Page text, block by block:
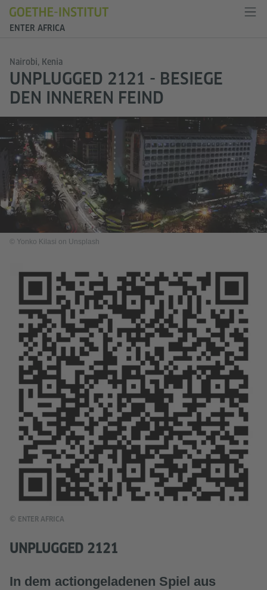
ENTER AFRICA
Nairobi, Kenia
UNPLUGGED 2121 - BESIEGE
DEN INNEREN FEIND
© Yonko Kilasi on Unsplash
© ENTER AFRICA
UNPLUGGED 2121
In dem actiongeladenen Spiel aus